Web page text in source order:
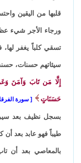
قلبها من اليقين
ورجاء الأجر شيء
تسقي كلباً يغفر لها،
سيئاتهم حسنات،
إِلَّا مَن تَابَ وَآمَنَ
حَسَنَاتٍ سورة
بسجل نظيف بعد سيرة
طيباً فهو عابد بعد
بالمعاصي بعد أن